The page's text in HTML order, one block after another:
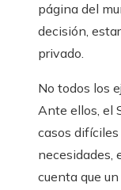
página del
decisión,
privado.
No todos los
Ante ellos, el
casos
necesidades,
cuenta que